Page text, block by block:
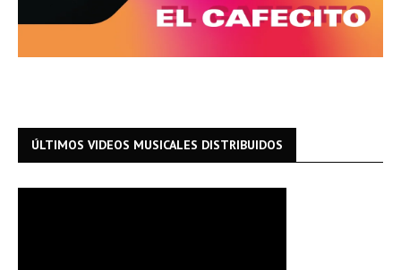
ÚLTIMOS VIDEOS MUSICALES DISTRIBUIDOS